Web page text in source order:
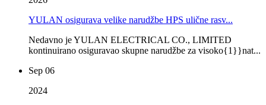
YULAN osigurava velike narudžbe HPS ulične rasv...
Nedavno je YULAN ELECTRICAL CO., LIMITED
kontinuirano osiguravao skupne narudžbe za visoko{1}}nat...
Sep 06
2024